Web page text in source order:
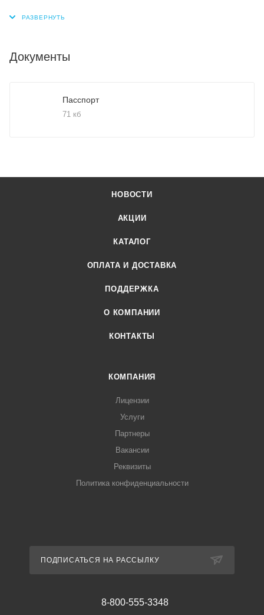
Документы
Пасспорт
71 кб
НОВОСТИ
АКЦИИ
КАТАЛОГ
ОПЛАТА И ДОСТАВКА
ПОДДЕРЖКА
О КОМПАНИИ
КОНТАКТЫ
КОМПАНИЯ
Лицензии
Услуги
Партнеры
Вакансии
Реквизиты
Политика конфиденциальности
ПОДПИСАТЬСЯ НА РАССЫЛКУ
8-800-555-3348